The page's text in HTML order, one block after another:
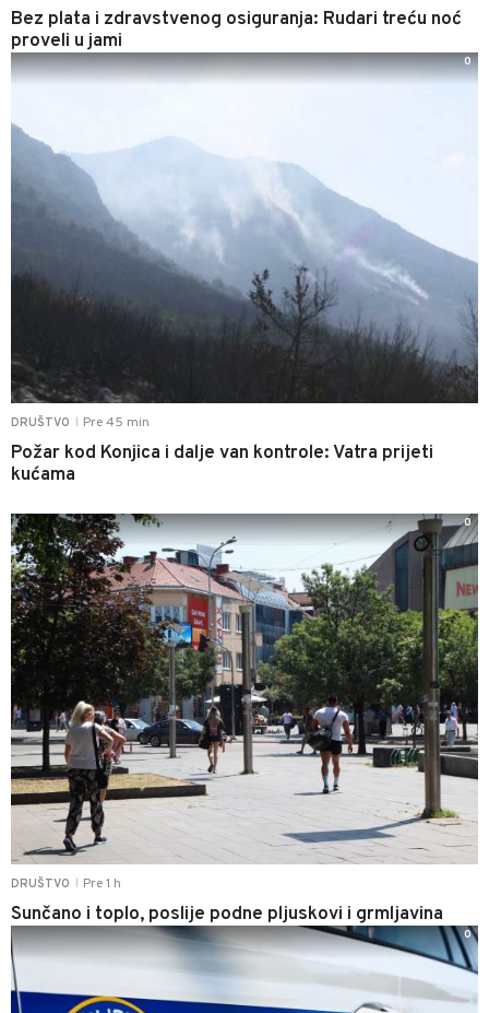
Bez plata i zdravstvenog osiguranja: Rudari treću noć
proveli u jami
DRUŠTVO Pre 45 min
Požar kod Konjica i dalje van kontrole: Vatra prijeti
kućama
0
DRUŠTVO Pre 1 h
Sunčano i toplo, poslije podne pljuskovi i grmljavina
0
0